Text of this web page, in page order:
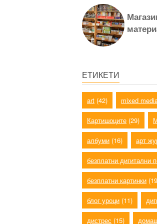
ЕТИКЕТИ
art (42) mixed
Картишоците (29)
албуми (16) арт
безплатни дигитални
безплатни картинки
блог уроци (11)
дистрес (15)